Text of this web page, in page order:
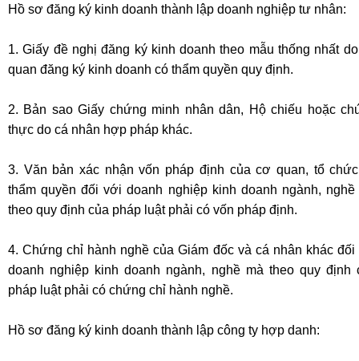
Hồ sơ đăng ký kinh doanh thành lập doanh nghiệp tư nhân:
1.Giấy đề nghịđăng ký kinh doanh theo mẫu thống nhất
quan đăng ký kinh doanh có thẩm quyền quy định.
2. Bản saoGiấy chứng minh nhân dân,
Hộ chiếu hoặc
thực do cá nhân hợp pháp khác.
3. Văn bản xác nhận vốn pháp định của cơ quan, tổ
thẩm quyền đối với doanh nghiệp kinh doanh ngành, nghề
theo quy định của pháp luật phải có vốn pháp định.
4.Chứng chỉ hành nghề của Giám đốcvà cá nhân khác đối
doanh nghiệp kinh doanh ngành, nghề mà theo quy định
pháp luật phải có chứng chỉ hành nghề.
Hồ sơ đăng ký kinh doanh thành lập công ty hợp danh: